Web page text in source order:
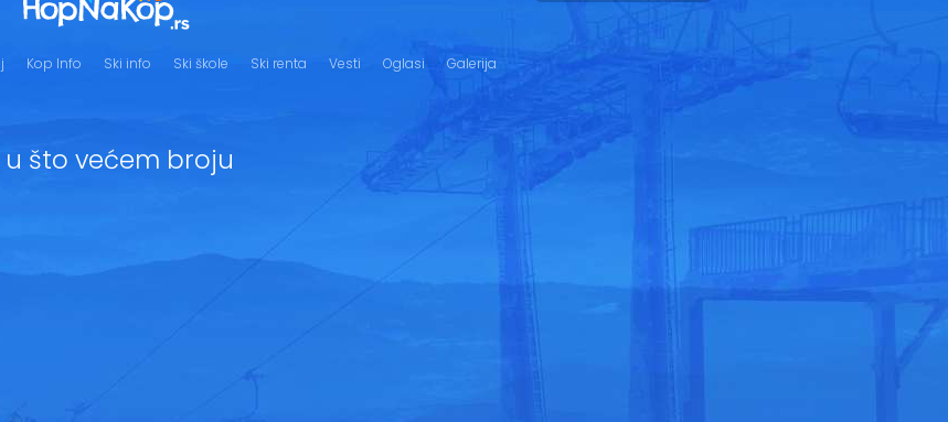
Kop Info Ski info Ski škole Ski renta Vesti Oglasi Galerija
što većem broju